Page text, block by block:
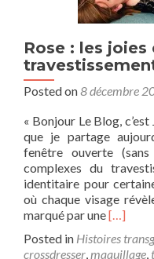
Rose : les
Posted on8 décembre
« Bonjour Le Blog,
que je partage
fenêtre ouverte
complexes du
identitaire pour
où chaque visage
marqué par uneRead
about
[…]
Posted in Histoires
crossdresser,maquillage,